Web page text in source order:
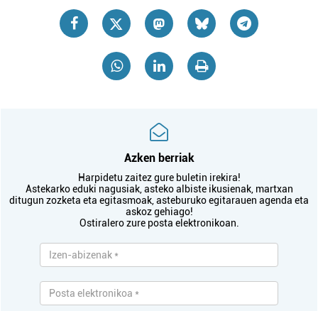
Azken berriak
Harpidetu zaitez gure buletin irekira!
Astekarko eduki nagusiak, asteko albiste ikusienak, martxan
ditugun zozketa eta egitasmoak, asteburuko egitarauen agenda eta
askoz gehiago!
Ostiralero zure posta elektronikoan.